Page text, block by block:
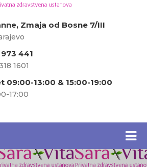
Zmaja od Bosne 7/III
441
1601
09:00-13:00 & 15:00-19:00
17:00